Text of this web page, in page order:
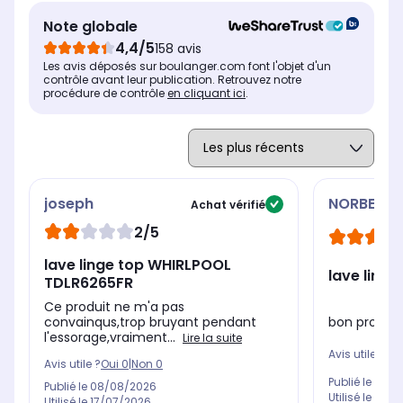
Dosage automatique de lessive
Non
Note globale
4,4/5158 avis
Les avis déposés sur boulanger.com font l'objet d'un
contrôle avant leur publication. Retrouvez notre
procédure de contrôleen cliquant ici.
joseph Achat vérifié
2/5
lave linge top WHIRLPOOL
TDLR6265FR
Ce produit ne m'a pas
convainqus,trop bruyant pendant
l'essorage,vraiment... Lire la suite
Avis utile ?Oui 0 Non 0
Publié le 08/08/2026
NORBERT
lave linge
bon produit
Avis utile ?
Publié le
Utilisé le